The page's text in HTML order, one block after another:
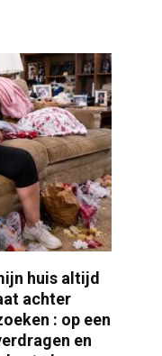
huis altijd
achter
: op een
en